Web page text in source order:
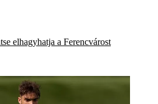
elhagyhatja a Ferencvárost